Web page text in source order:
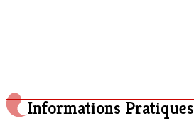
Informations Pratiques